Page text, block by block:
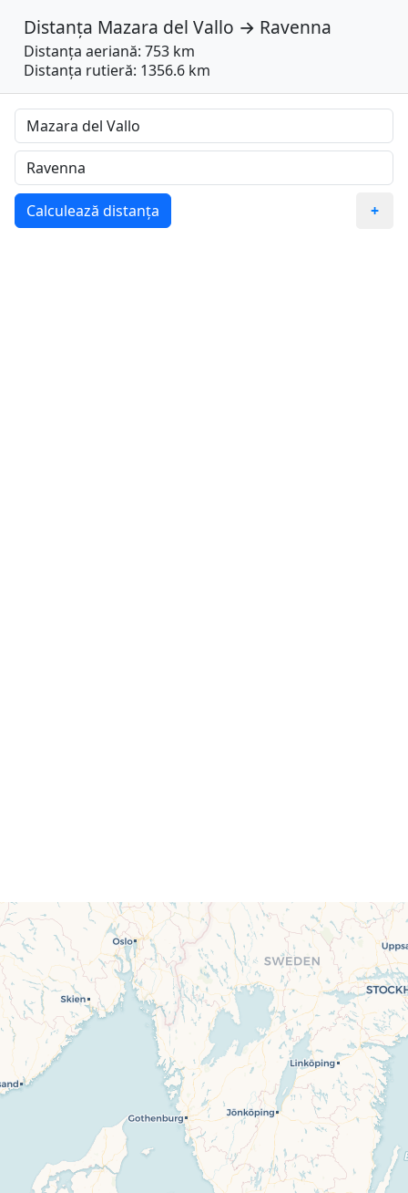
Distanța Mazara del Vallo → Ravenna
Distanța aeriană: 753 km
Distanța rutieră: 1356.6 km
Calculează distanța +